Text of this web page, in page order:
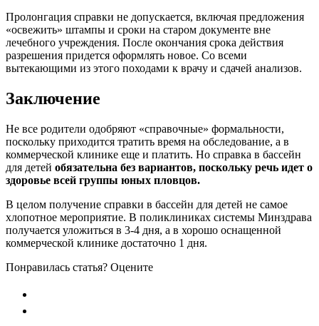
Пролонгация справки не допускается, включая предложения
«освежить» штампы и сроки на старом документе вне
лечебного учреждения. После окончания срока действия
разрешения придется оформлять новое. Со всеми
вытекающими из этого походами к врачу и сдачей анализов.
Заключение
Не все родители одобряют «справочные» формальности,
поскольку приходится тратить время на обследование, а в
коммерческой клинике еще и платить. Но справка в бассейн
для детей обязательна без вариантов, поскольку речь идет о
здоровье всей группы юных пловцов.
В целом получение справки в бассейн для детей не самое
хлопотное мероприятие. В поликлиниках системы Минздрава
получается уложиться в 3-4 дня, а в хорошо оснащенной
коммерческой клинике достаточно 1 дня.
Понравилась статья? Оцените